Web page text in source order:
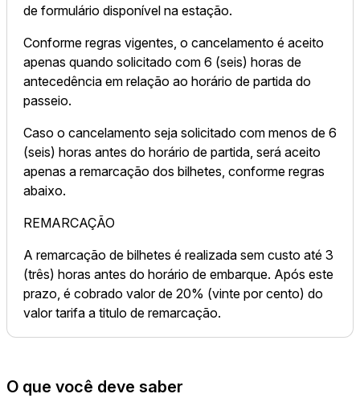
de formulário disponível na estação.
Conforme regras vigentes, o cancelamento é aceito
apenas quando solicitado com 6 (seis) horas de
antecedência em relação ao horário de partida do
passeio.
Caso o cancelamento seja solicitado com menos de 6
(seis) horas antes do horário de partida, será aceito
apenas a remarcação dos bilhetes, conforme regras
abaixo.
REMARCAÇÃO
A remarcação de bilhetes é realizada sem custo até 3
(três) horas antes do horário de embarque. Após este
prazo, é cobrado valor de 20% (vinte por cento) do
valor tarifa a titulo de remarcação.
O que você deve saber